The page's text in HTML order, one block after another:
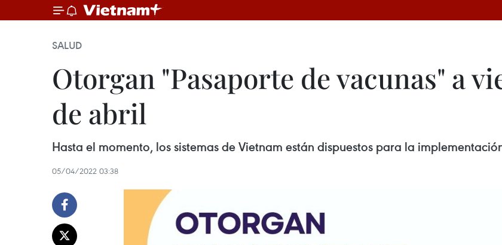
SALUD
Otorgan "Pasaporte de vacunas" a
de abril
Hasta el momento, los sistemas de Vietnam están dispuestos para la
05/04/2022 03:38